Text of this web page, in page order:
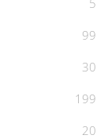
5
99
30
199
20